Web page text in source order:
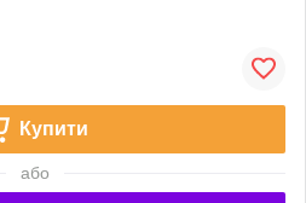
Купити
або